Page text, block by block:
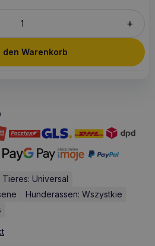
+
den Warenkorb
Universal
Hunderassen: Wszystkie